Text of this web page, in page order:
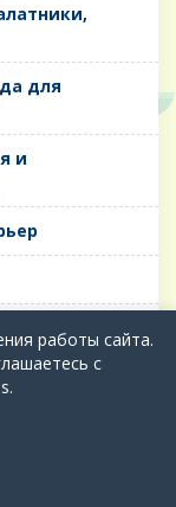
для
и
работы сайта.
с